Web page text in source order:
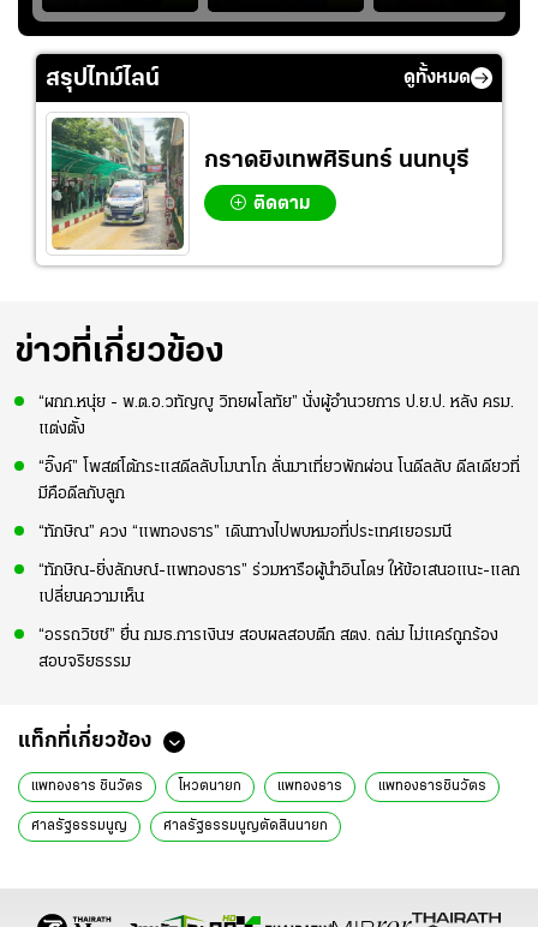
บอลให้มัน เฮลั่นรับ
โชค ทุกที่ทุกเวลา"
อย่างต่อเนื่อง พร้อม
พยายามลงสนามให้
โชค ทุกที่ทุกเวลา"
ซื้อไปรษณียบัตรกี่ใบ?
นำเงินไปทำอะไร?
สรุปไทม์ไลน์ ดูทั้งหมด
กราดยิงเทพศิรินทร์ นนทบุรี
ติดตาม
ข่าวที่เกี่ยวข้อง
“ผกก.หนุ่ย - พ.ต.อ.วทัญญู วิทยผโลทัย” นั่งผู้อำนวยการ ป.ย.ป. หลัง ครม.
แต่งตั้ง
“อิ๊งค์” โพสต์โต้กระแสดีลลับโมนาโก ลั่นมาเที่ยวพักผ่อน โนดีลลับ ดีลเดียวที่
มีคือดีลกับลูก
“ทักษิณ” ควง “แพทองธาร” เดินทางไปพบหมอที่ประเทศเยอรมนี
“ทักษิณ-ยิ่งลักษณ์-แพทองธาร” ร่วมหารือผู้นำอินโดฯ ให้ข้อเสนอแนะ-แลก
เปลี่ยนความเห็น
“อรรถวิชช์” ยื่น กมธ.การเงินฯ สอบผลสอบตึก สตง. ถล่ม ไม่แคร์ถูกร้อง
สอบจริยธรรม
แท็กที่เกี่ยวข้อง
แพทองธาร ชินวัตร โหวตนายก แพทองธาร แพทองธารชินวัตร
ศาลรัฐธรรมนูญ ศาลรัฐธรรมนูญตัดสินนายก